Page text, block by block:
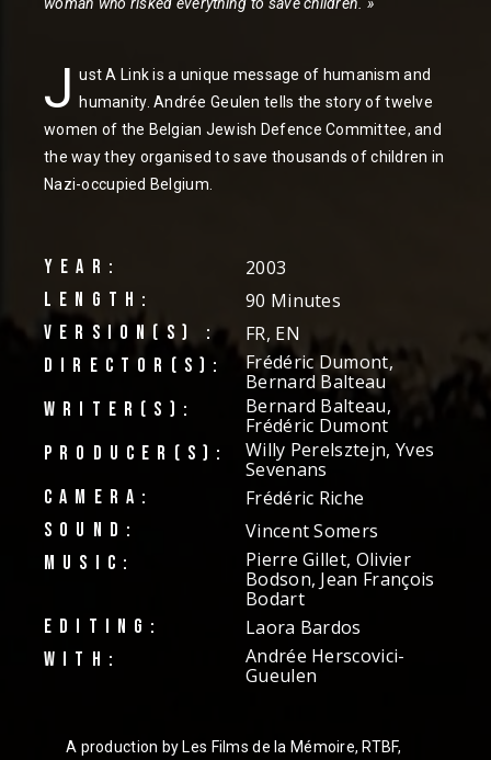
woman who risked everything to save children. »
J ust A Link is a unique message of humanism and
humanity. Andrée Geulen tells the story of twelve
women of the Belgian Jewish Defence Committee, and
the way they organised to save thousands of children in
Nazi-occupied Belgium.
YEAR: 2003
LENGTH: 90 Minutes
VERSION(S) : FR, EN
DIRECTOR(S):
Frédéric Dumont,
Bernard Balteau
WRITER(S):
Bernard Balteau,
Frédéric Dumont
PRODUCER(S):
Willy Perelsztejn, Yves
Sevenans
CAMERA: Frédéric Riche
SOUND: Vincent Somers
MUSIC:
Pierre Gillet, Olivier
Bodson, Jean François
Bodart
EDITING: Laora Bardos
WITH:
Andrée Herscovici-
Gueulen
A production by Les Films de la Mémoire, RTBF,